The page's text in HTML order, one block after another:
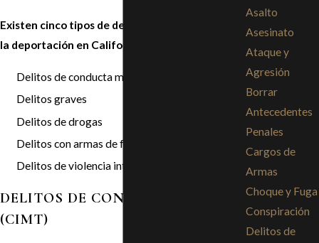
Existen cinco tipos de delitos que pueden causar
la deportación en California:
Delitos de conducta moral
Delitos graves
Delitos de drogas
Delitos con armas de fuego
Delitos de violencia intrafamiliar.
DELITOS DE CONDUCTA MORAL
(CIMT)
Asalto
Asesinato
Ataque y
Agresión
Borrar
Antecedentes
Penales
Cargos de
Armas
Choque y Fuga
Conspiración
Delitos de